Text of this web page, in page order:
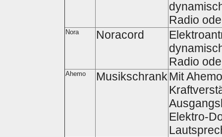
Radio
Nora Noracord
Radio
Ahemo MusikschrankMit
Elektro-